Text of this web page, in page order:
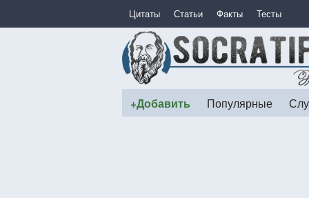
Цитаты Статьи Факты Тесты
+Добавить Популярные